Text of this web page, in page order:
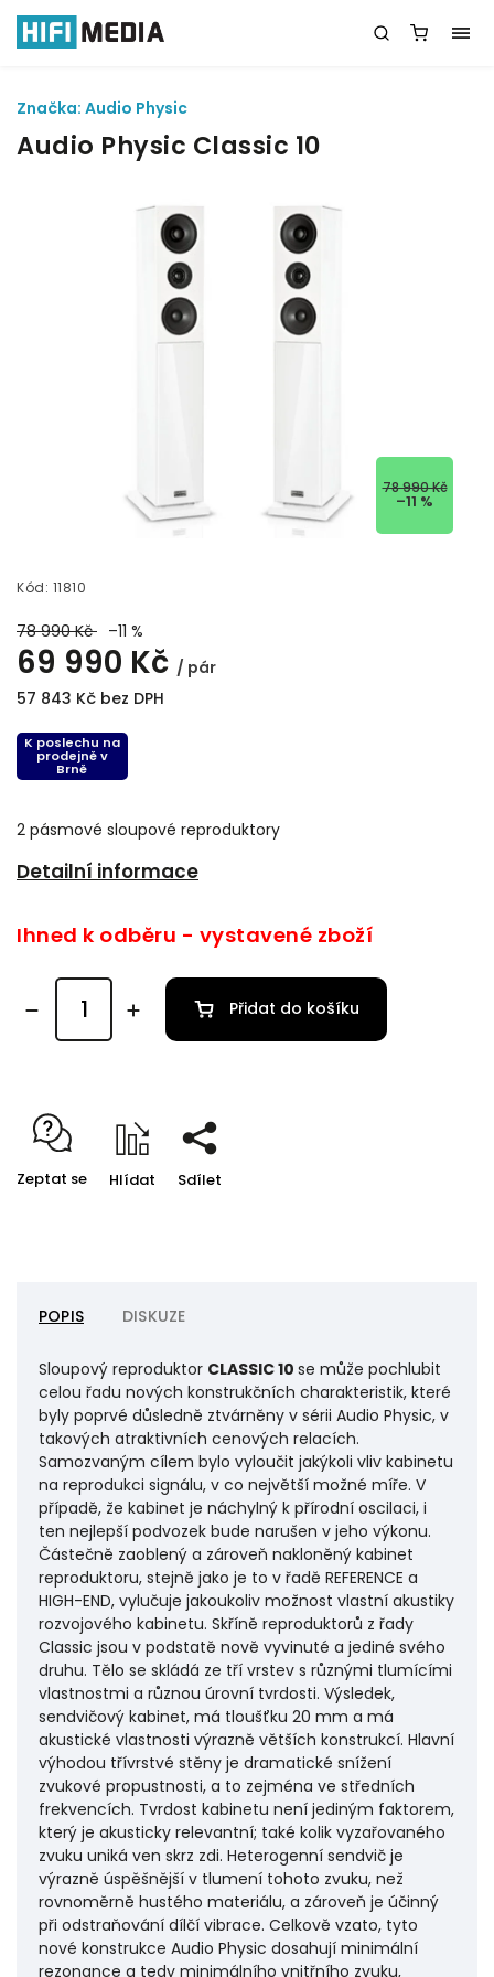
Audio Physic Classic 10
78 990 Kč
–11 %
Kód: 11810
78 990 Kč –11 %
69 990 Kč / pár
57 843 Kč bez DPH
2 pásmové sloupové reproduktory
Detailní informace
K poslechu na
prodejně v
Brně
Značka: Audio Physic
Ihned k odběru - vystavené zboží
Přidat do košíku
Zeptat se Hlídat Sdílet
POPIS DISKUZE
Sloupový reproduktor CLASSIC10 se může pochlubit
celou řadu nových konstrukčních charakteristik, které
byly poprvé důsledně ztvárněny v sérii Audio Physic, v
takových atraktivních cenových relacích.
Samozvaným cílem bylo vyloučit jakýkoli vliv kabinetu
na reprodukci signálu, v co největší možné míře. V
případě, že kabinet je náchylný k přírodní oscilaci, i
ten nejlepší podvozek bude narušen v jeho výkonu.
Částečně zaoblený a zároveň nakloněný kabinet
reproduktoru, stejně jako je to v řadě REFERENCE a
HIGH-END, vylučuje jakoukoliv možnost vlastní akustiky
rozvojového kabinetu. Skříně reproduktorů z řady
Classic jsou v podstatě nově vyvinuté a jediné svého
druhu. Tělo se skládá ze tří vrstev s různými tlumícími
vlastnostmi a různou úrovní tvrdosti. Výsledek,
sendvičový kabinet, má tloušťku 20 mm a má
akustické vlastnosti výrazně větších konstrukcí. Hlavní
výhodou třívrstvé stěny je dramatické snížení
zvukové propustnosti, a to zejména ve středních
frekvencích. Tvrdost kabinetu není jediným faktorem,
který je akusticky relevantní; také kolik vyzařovaného
zvuku uniká ven skrz zdi. Heterogenní sendvič je
výrazně úspěšnější v tlumení tohoto zvuku, než
rovnoměrně hustého materiálu, a zároveň je účinný
při odstraňování dílčí vibrace. Celkově vzato, tyto
nové konstrukce Audio Physic dosahují minimální
rezonance a tedy minimálního vnitřního zvuku,